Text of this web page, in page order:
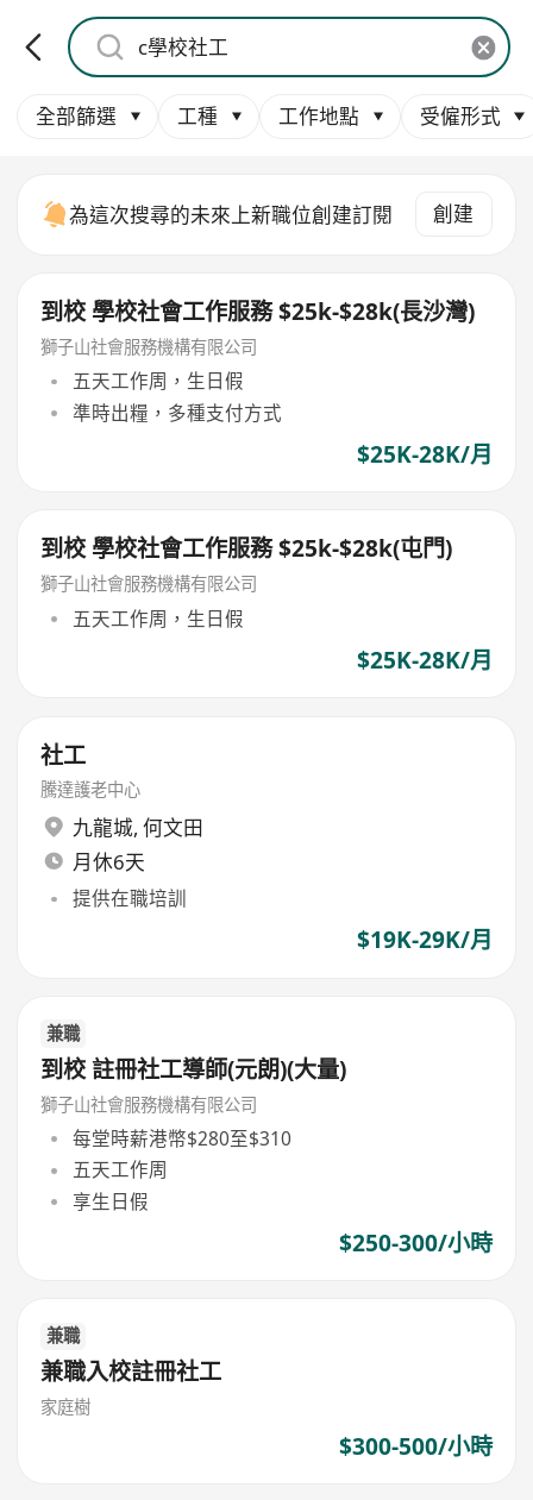
全部篩選 工種 工作地點 受僱形式
為這次搜尋的未來上新職位創建訂閱 創建
到校 學校社會工作服務 $25k-$28k(長沙灣)
獅子山社會服務機構有限公司
五天工作周，生日假
準時出糧，多種支付方式
$25K-28K/月
到校 學校社會工作服務 $25k-$28k(屯門)
獅子山社會服務機構有限公司
五天工作周，生日假
$25K-28K/月
社工
騰達護老中心
九龍城, 何文田
月休6天
提供在職培訓
$19K-29K/月
兼職
到校 註冊社工導師(元朗)(大量)
獅子山社會服務機構有限公司
每堂時薪港幣$280至$310
五天工作周
享生日假
$250-300/小時
兼職
兼職入校註冊社工
家庭樹
$300-500/小時